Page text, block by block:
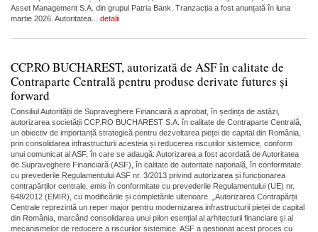
Asset Management S.A. din grupul Patria Bank. Tranzacția a fost anunțată în luna
martie 2026. Autoritatea... detalii
CCP.RO BUCHAREST, autorizată de ASF în calitate de
Contraparte Centrală pentru produse derivate futures și
forward
Consiliul Autorității de Supraveghere Financiară a aprobat, în ședința de astăzi,
autorizarea societății CCP.RO BUCHAREST S.A. în calitate de Contraparte Centrală,
un obiectiv de importanță strategică pentru dezvoltarea pieței de capital din România,
prin consolidarea infrastructurii acesteia și reducerea riscurilor sistemice, conform
unui comunicat al ASF, în care se adaugă: Autorizarea a fost acordată de Autoritatea
de Supraveghere Financiară (ASF), în calitate de autoritate națională, în conformitate
cu prevederile Regulamentului ASF nr. 3/2013 privind autorizarea și funcționarea
contrapărților centrale, emis în conformitate cu prevederile Regulamentului (UE) nr.
648/2012 (EMIR), cu modificările și completările ulterioare. „Autorizarea Contrapărții
Centrale reprezintă un reper major pentru modernizarea infrastructurii pieței de capital
din România, marcând consolidarea unui pilon esențial al arhitecturii financiare și al
mecanismelor de reducere a riscurilor sistemice. ASF a gestionat acest proces cu